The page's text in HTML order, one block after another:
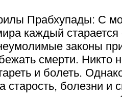
Прабхупады: С
каждый старается
законы
смерти. Никто
и болеть.
старость, болезни и